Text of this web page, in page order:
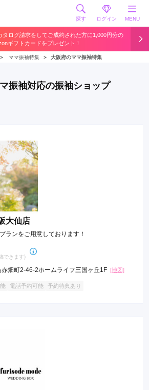
探す ログイン MENU
タログ請求をしてご成約された方に1,000円分の
ギフトカードをプレゼント！
＞ ママ振袖特集 ＞ 大阪府のママ振袖特集
振袖対応の振袖ショップ
大仙店
ランをご用意しております！
できます)
畑町2-46-2ホームライフ三国ヶ丘1F [地図]
電話予約可能 予約特典あり